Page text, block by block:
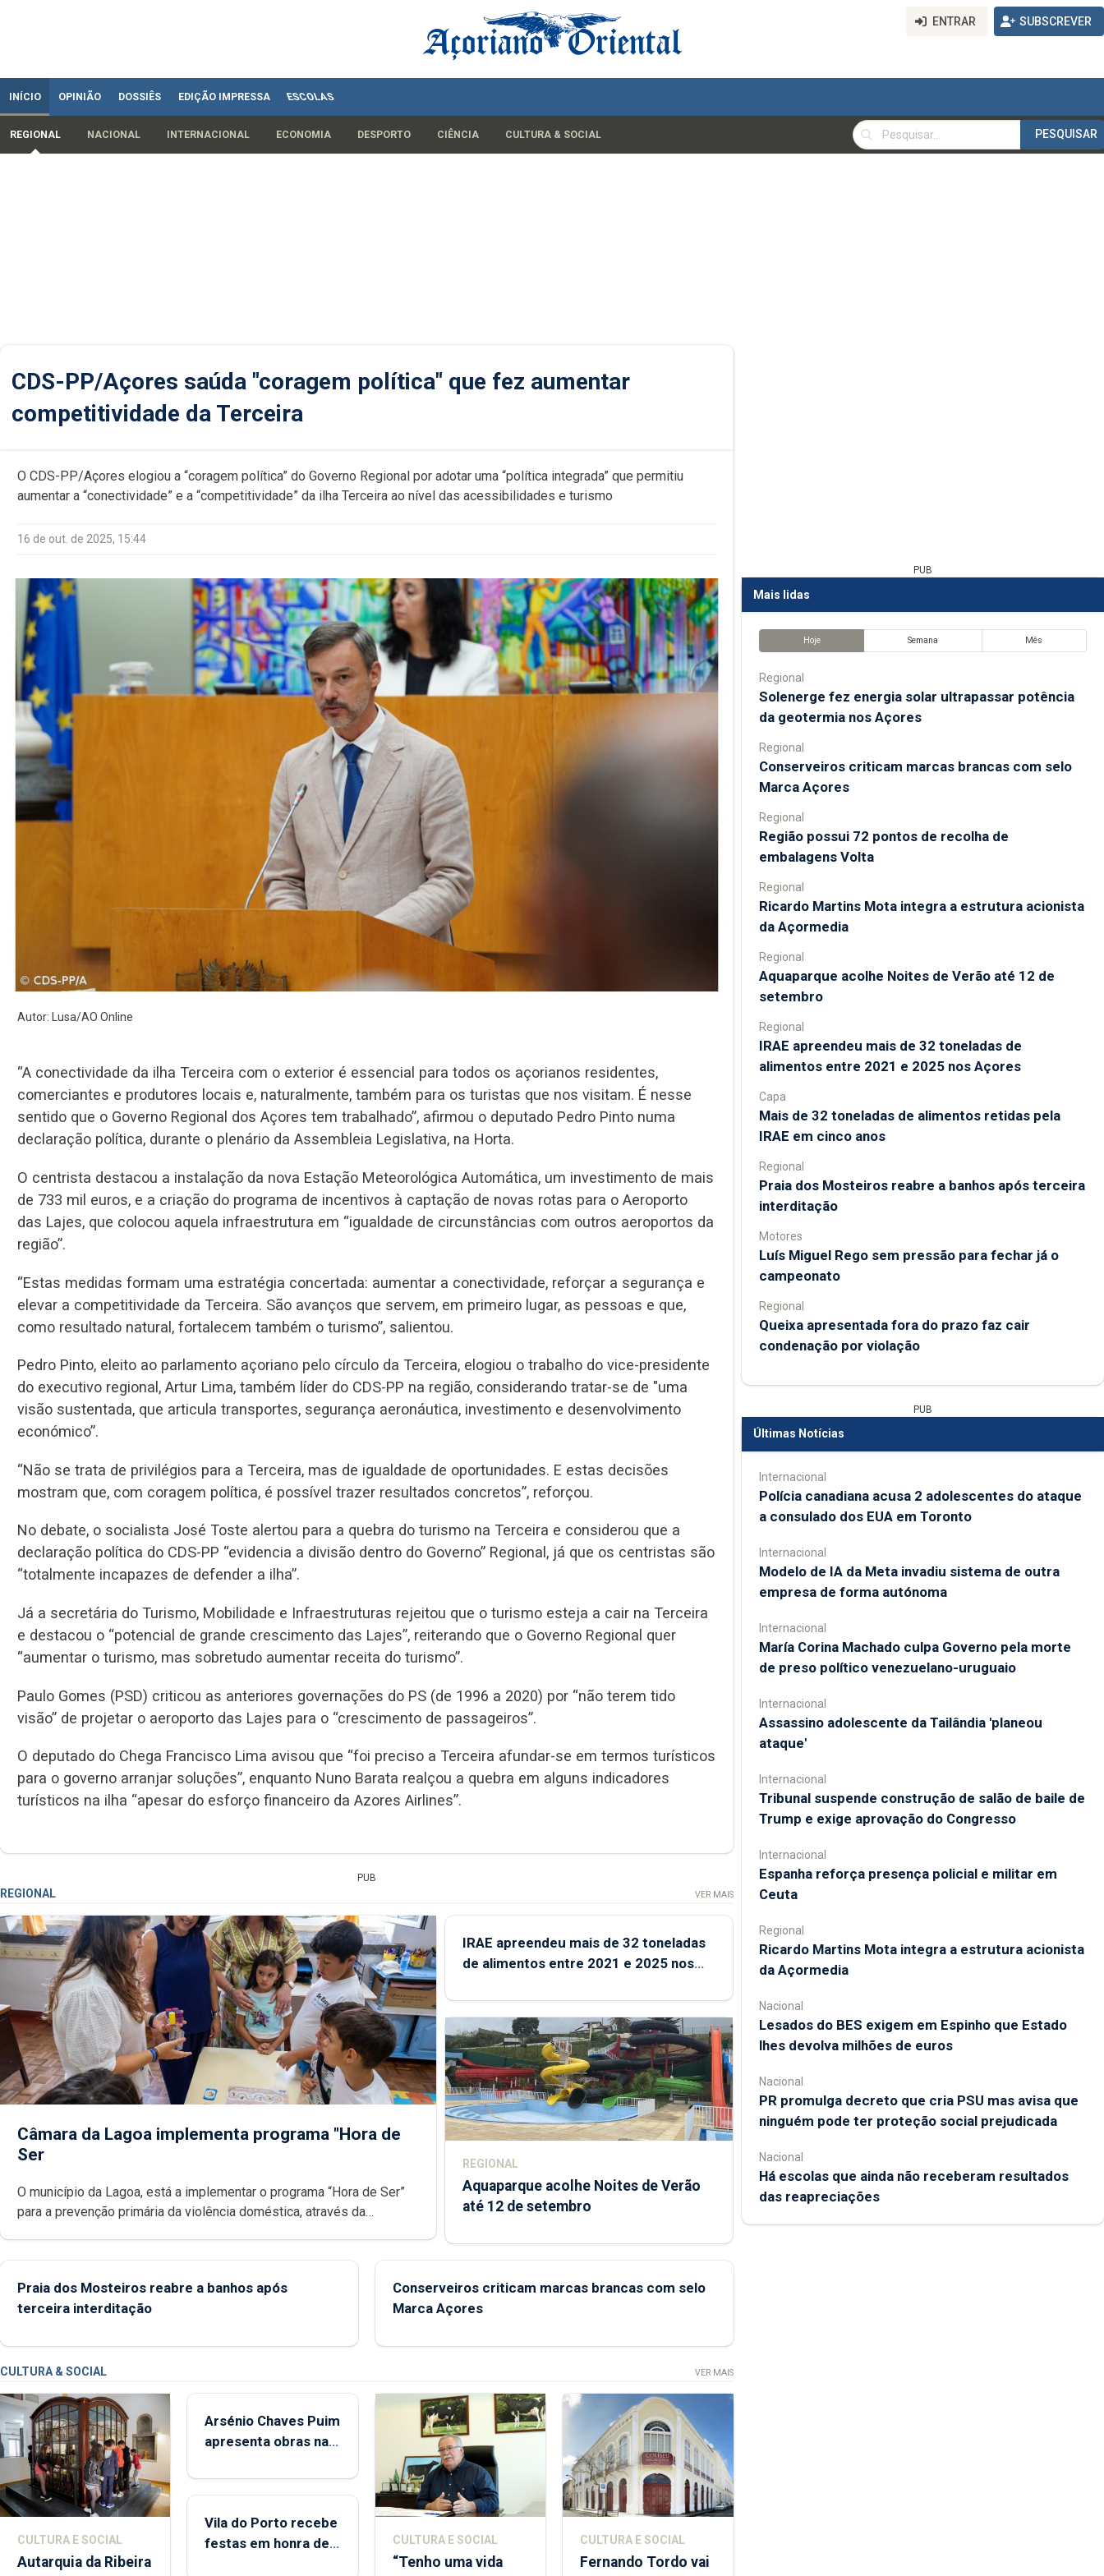
ENTRAR SUBSCREVER
INÍCIO OPINIÃO DOSSIÊS EDIÇÃO IMPRESSA ESCOLAS
REGIONAL NACIONAL INTERNACIONAL ECONOMIA DESPORTO CIÊNCIA CULTURA & SOCIAL
PESQUISAR
PESQUISAR
CDS-PP/Açores saúda "coragem política" que fez aumentar
competitividade da Terceira
O CDS-PP/Açores elogiou a “coragem política” do Governo Regional por adotar uma “política integrada” que permitiu
aumentar a “conectividade” e a “competitividade” da ilha Terceira ao nível das acessibilidades e turismo
16 de out. de 2025, 15:44
Autor: Lusa/AO Online
“A conectividade da ilha Terceira com o exterior é essencial para todos os açorianos residentes,
comerciantes e produtores locais e, naturalmente, também para os turistas que nos visitam. É nesse
sentido que o Governo Regional dos Açores tem trabalhado”, afirmou o deputado Pedro Pinto numa
declaração política, durante o plenário da Assembleia Legislativa, na Horta.
O centrista destacou a instalação da nova Estação Meteorológica Automática, um investimento de mais
de 733 mil euros, e a criação do programa de incentivos à captação de novas rotas para o Aeroporto
das Lajes, que colocou aquela infraestrutura em “igualdade de circunstâncias com outros aeroportos da
região”.
“Estas medidas formam uma estratégia concertada: aumentar a conectividade, reforçar a segurança e
elevar a competitividade da Terceira. São avanços que servem, em primeiro lugar, as pessoas e que,
como resultado natural, fortalecem também o turismo”, salientou.
Pedro Pinto, eleito ao parlamento açoriano pelo círculo da Terceira, elogiou o trabalho do vice-presidente
do executivo regional, Artur Lima, também líder do CDS-PP na região, considerando tratar-se de "uma
visão sustentada, que articula transportes, segurança aeronáutica, investimento e desenvolvimento
económico”.
“Não se trata de privilégios para a Terceira, mas de igualdade de oportunidades. E estas decisões
mostram que, com coragem política, é possível trazer resultados concretos”, reforçou.
No debate, o socialista José Toste alertou para a quebra do turismo na Terceira e considerou que a
declaração política do CDS-PP “evidencia a divisão dentro do Governo” Regional, já que os centristas são
“totalmente incapazes de defender a ilha”.
Já a secretária do Turismo, Mobilidade e Infraestruturas rejeitou que o turismo esteja a cair na Terceira
e destacou o “potencial de grande crescimento das Lajes”, reiterando que o Governo Regional quer
“aumentar o turismo, mas sobretudo aumentar receita do turismo”.
Paulo Gomes (PSD) criticou as anteriores governações do PS (de 1996 a 2020) por “não terem tido
visão” de projetar o aeroporto das Lajes para o “crescimento de passageiros”.
O deputado do Chega Francisco Lima avisou que “foi preciso a Terceira afundar-se em termos turísticos
para o governo arranjar soluções”, enquanto Nuno Barata realçou a quebra em alguns indicadores
turísticos na ilha “apesar do esforço financeiro da Azores Airlines”.
PUB
REGIONAL VER MAIS
Câmara da Lagoa implementa programa "Hora de
Ser
O município da Lagoa, está a implementar o programa “Hora de Ser”
para a prevenção primária da violência doméstica, através da
IRAE apreendeu mais de 32 toneladas
de alimentos entre 2021 e 2025 nos
REGIONAL
Aquaparque acolhe Noites de Verão
até 12 de setembro
Praia dos Mosteiros reabre a banhos após
terceira interditação
Conserveiros criticam marcas brancas com selo
Marca Açores
CULTURA & SOCIAL VER MAIS
CULTURA E SOCIAL
Autarquia da Ribeira
Arsénio Chaves Puim
apresenta obras na
Porto
Vila do Porto recebe
festas em honra de
CULTURA E SOCIAL
“Tenho uma vida
CULTURA E SOCIAL
Fernando Tordo vai
PUB
Mais lidas
Hoje Semana Mês
Regional
Solenerge fez energia solar ultrapassar potência
da geotermia nos Açores
Regional
Conserveiros criticam marcas brancas com selo
Marca Açores
Regional
Região possui 72 pontos de recolha de
embalagens Volta
Regional
Ricardo Martins Mota integra a estrutura acionista
da Açormedia
Regional
Aquaparque acolhe Noites de Verão até 12 de
setembro
Regional
IRAE apreendeu mais de 32 toneladas de
alimentos entre 2021 e 2025 nos Açores
Capa
Mais de 32 toneladas de alimentos retidas pela
IRAE em cinco anos
Regional
Praia dos Mosteiros reabre a banhos após terceira
interditação
Motores
Luís Miguel Rego sem pressão para fechar já o
campeonato
Regional
Queixa apresentada fora do prazo faz cair
condenação por violação
PUB
Últimas Notícias
Internacional
Polícia canadiana acusa 2 adolescentes do ataque
a consulado dos EUA em Toronto
Internacional
Modelo de IA da Meta invadiu sistema de outra
empresa de forma autónoma
Internacional
María Corina Machado culpa Governo pela morte
de preso político venezuelano-uruguaio
Internacional
Assassino adolescente da Tailândia 'planeou
ataque'
Internacional
Tribunal suspende construção de salão de baile de
Trump e exige aprovação do Congresso
Internacional
Espanha reforça presença policial e militar em
Ceuta
Regional
Ricardo Martins Mota integra a estrutura acionista
da Açormedia
Nacional
Lesados do BES exigem em Espinho que Estado
lhes devolva milhões de euros
Nacional
PR promulga decreto que cria PSU mas avisa que
ninguém pode ter proteção social prejudicada
Nacional
Há escolas que ainda não receberam resultados
das reapreciações